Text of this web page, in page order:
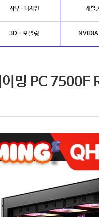
사무 · 디자인 개발.
3D · 모델링
밍 PC 7500F